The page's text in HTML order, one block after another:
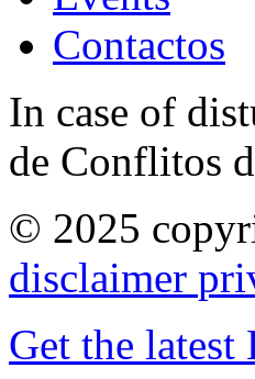
Contactos
In case of
de Conflitos
© 2025
disclaimer
Get the